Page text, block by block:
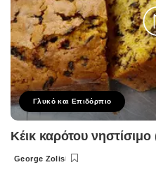
Γλυκό και Επιδόρπιο
Κέικ καρότου
Posted
George Zolis